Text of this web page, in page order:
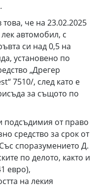
че на 23.02.2025
автомобил, с
си над 0,5 на
установено по
„Дрегер
7510/, след като е
за същото по
подсъдимия от право
средство за срок от
споразумението Д.
по делото, както и
евро),
на лекия